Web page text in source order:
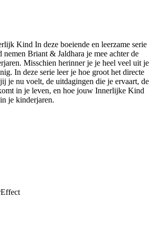
Kind In deze boeiende en leerzame serie
Briant & Jaldhara je mee achter de
Misschien herinner je je heel veel uit je
In deze serie leer je hoe groot het directe
je nu voelt, de uitdagingen die je ervaart, de
in je leven, en hoe jouw Innerlijke Kind
je kinderjaren.